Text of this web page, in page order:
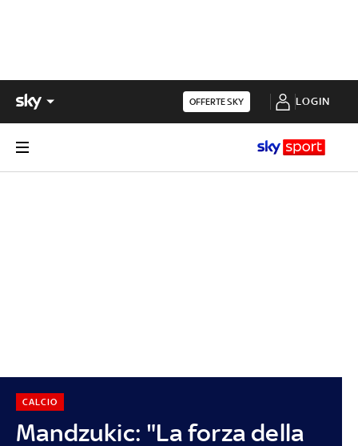
OFFERTE SKY LOGIN
Mandzukic: "La forza della
CALCIO